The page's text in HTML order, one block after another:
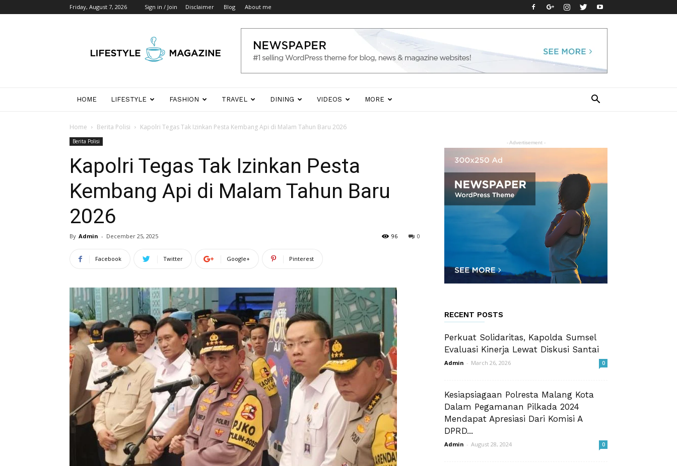
Friday, August 7, 2026 Sign in / Join Disclaimer Blog About me
Indonesia
HOME LIFESTYLE FASHION TRAVEL DINING VIDEOS MORE
Home Berita Polisi Kapolri Tegas Tak Izinkan Pesta Kembang Api di Malam Tahun Baru 2026
Berita Polisi
Kapolri Tegas Tak Izinkan Pesta
Kembang Api di Malam Tahun Baru
2026
By Admin - December 25, 2025 0
96
Facebook Twitter Google+ Pinterest
- Advertisement -
RECENT POSTS
Perkuat Solidaritas, Kapolda Sumsel
Evaluasi Kinerja Lewat Diskusi Santai
Admin - March 26, 2026 0
Kesiapsiagaan Polresta Malang Kota
Dalam Pegamanan Pilkada 2024
Mendapat Apresiasi Dari Komisi A
DPRD...
Admin - August 28, 2024 0